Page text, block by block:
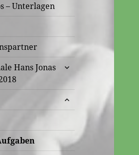
– Unterlagen
Hans Jonas
untermenü
untermenü
öffnen